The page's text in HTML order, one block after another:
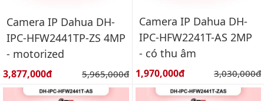
Camera IP Dahua DH-
IPC-HFW2441TP-ZS 4MP
- motorized
Giá bán:
3,877,000đ Giá gốc:
5,965,000đ
Camera IP Dahua DH-
IPC-HFW2241T-AS 2MP
- có thu âm
Giá bán:
1,970,000đ Giá gốc:
3,030,000đ